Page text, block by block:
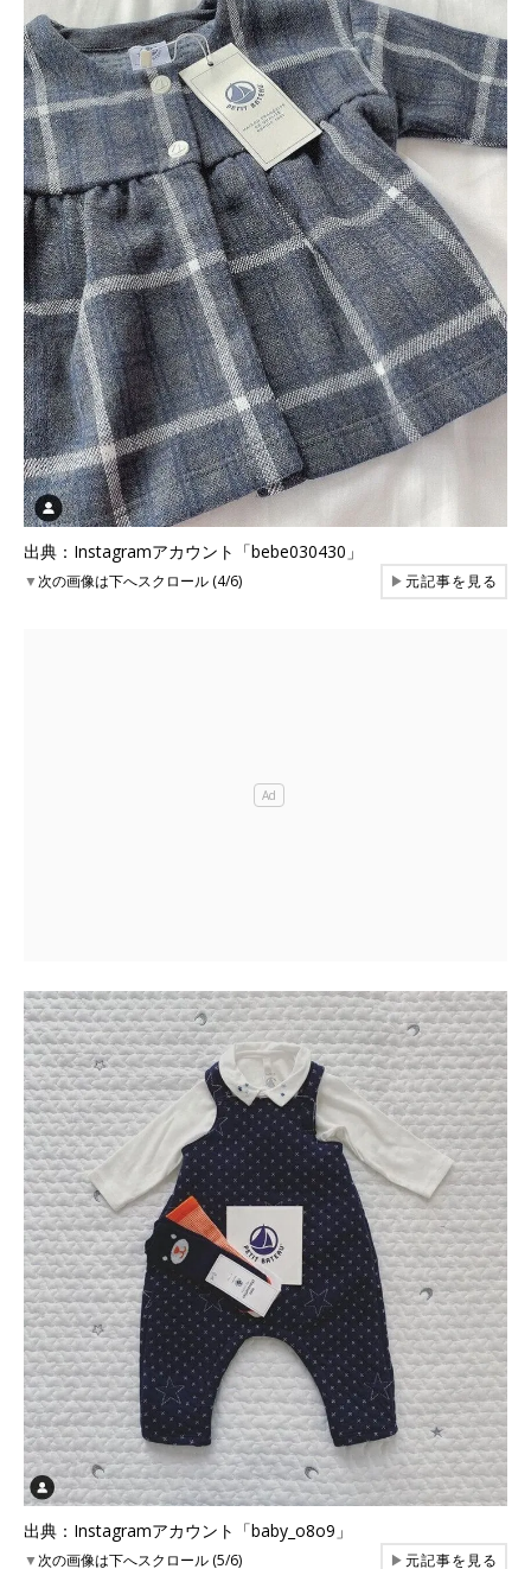
出典：Instagramアカウント「bebe030430」
▼次の画像は下へスクロール (4/6) ▶元記事を見る
出典：Instagramアカウント「baby_o8o9」
▼次の画像は下へスクロール (5/6) ▶元記事を見る